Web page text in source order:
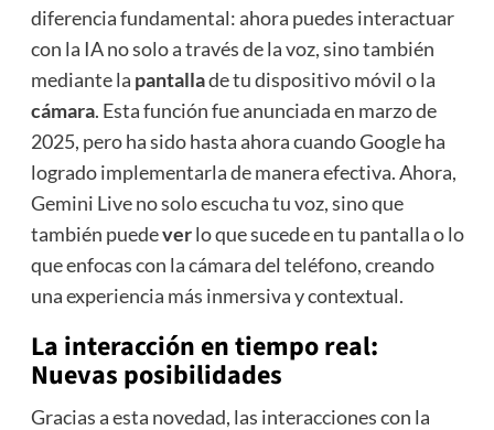
diferencia fundamental: ahora puedes interactuar
con la IA no solo a través de la voz, sino también
mediante la pantallade tu dispositivo móvil o la
cámara. Esta función fue anunciada en marzo de
2025, pero ha sido hasta ahora cuando Google ha
logrado implementarla de manera efectiva. Ahora,
Gemini Live no solo escucha tu voz, sino que
también puedeverlo que sucede en tu pantalla o lo
que enfocas con la cámara del teléfono, creando
una experiencia más inmersiva y contextual.
La interacción en tiempo real:
Nuevas posibilidades
Gracias a esta novedad, las interacciones con la